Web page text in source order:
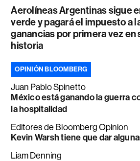
Aerolíneas Argentinas sigue
verde y pagará el impuesto a
ganancias por primera vez en
historia
OPINIÓN BLOOMBERG
Juan Pablo Spinetto
México está ganando la guerra
la hospitalidad
Editores de Bloomberg Opinion
Kevin Warsh tiene que dar
Liam Denning